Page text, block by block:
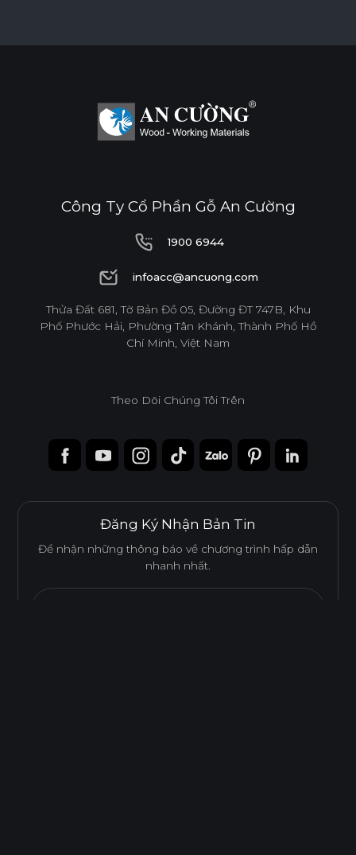
Công Ty Cổ Phần Gỗ An Cường
1900 6944
1900 6944
infoacc@ancuong.com
infoacc@ancuong.com
Thửa Đất 681, Tờ Bản Đồ 05, Đường ĐT 747B, Khu
Phố Phước Hải, Phường Tân Khánh, Thành Phố Hồ
Chí Minh, Việt Nam
Theo Dõi Chúng Tôi Trên
Đăng Ký Nhận Bản Tin
Để nhận những thông báo về chương trình hấp dẫn
nhanh nhất.